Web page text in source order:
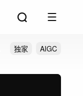
独家
AIGC